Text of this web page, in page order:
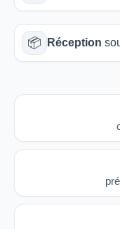
📦 Réception